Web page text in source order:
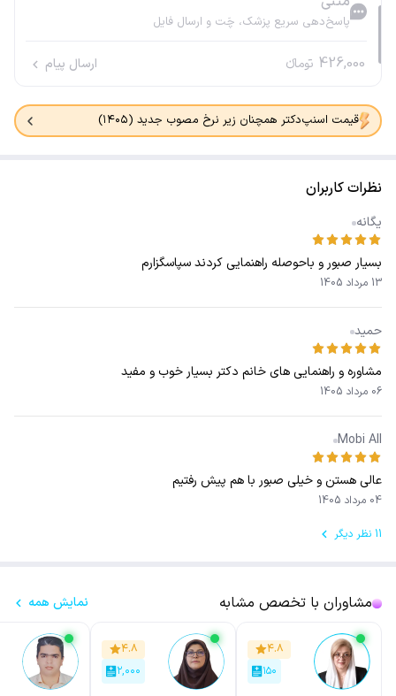
پاسخ‌دهی سریع پزشک، چَت و ارسال فایل
426,000 تومانء ارسال پیام
قیمت اسنپ‌دکتر همچنان زیر نرخ مصوب جدید (۱۴۰۵)
نظرات کاربران
یگانه
بسیار صبور و باحوصله راهنمایی کردند سپاسگزارم
13 مرداد 1405
حمید
مشاوره و راهنمایی های خانم دکتر بسیار خوب و مفید
06 مرداد 1405
Mobi All
عالی هستن و خیلی صبور با هم پیش رفتیم
04 مرداد 1405
11 نظر دیگر
مشاوران با تخصص مشابه نمایش همه
۴.۸
۱۵۰
۴.۸
۲,۰۰۰